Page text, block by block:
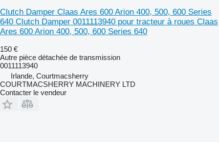
Clutch Damper Claas Ares 600 Arion 400, 500, 600 Series
640 Clutch Damper 0011113940 pour tracteur à roues Claas
Ares 600 Arion 400, 500, 600 Series 640
150 €
Autre pièce détachée de transmission
0011113940
Irlande, Courtmacsherry
COURTMACSHERRY MACHINERY LTD
Contacter le vendeur